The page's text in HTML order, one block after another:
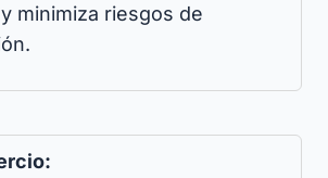
minimiza riesgos de